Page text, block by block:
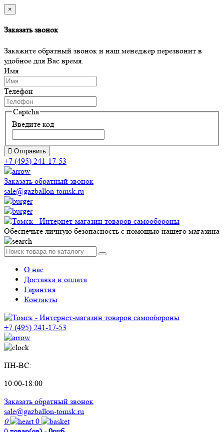
×
Заказать звонок
Закажите обратный звонок и наш менеджер перезвонит в
удобное для Вас время.
Имя
Телефон
Captcha
Введите код
Отправить
+7 (495) 241-17-53
Заказать обратный звонок
sale@gazballon-tomsk.ru
Обеспечьте личную безопасность с помощью нашего магазина
О нас
Доставка и оплата
Гарантия
Контакты
+7 (495) 241-17-53
ПН-ВС:
10:00-18:00
Заказать обратный звонок
sale@gazballon-tomsk.ru
0
0